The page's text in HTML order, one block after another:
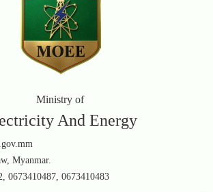
Ministry of
And Energy
Myanmar.
0673410487, 0673410483